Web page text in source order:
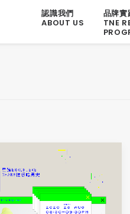
認識我們
ABOUT US
品牌實
TNE